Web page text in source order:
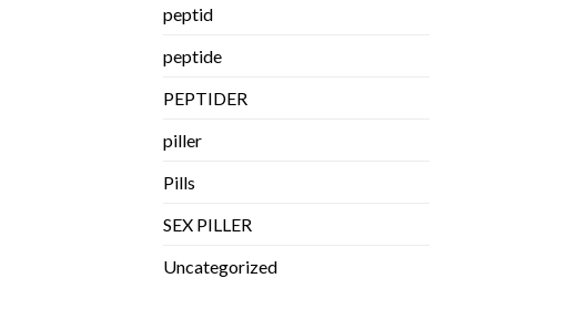
peptid
peptide
PEPTIDER
piller
Pills
SEX PILLER
Uncategorized